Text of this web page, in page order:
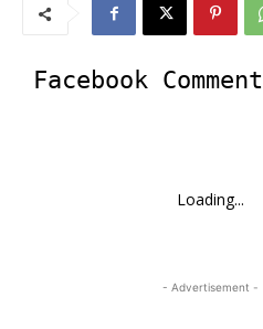
Facebook Comment
Loading...
- Advertisement -